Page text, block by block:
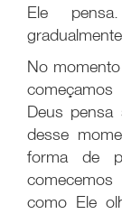
Ele
No
Deus
desse
forma de
como Ele